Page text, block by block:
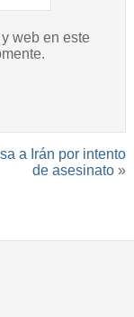
web en este
a Irán por intento
de asesinato »